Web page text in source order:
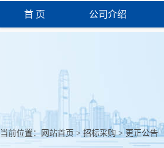
首 页 公司介绍
当前位置：网站首页>招标采购>更正公告